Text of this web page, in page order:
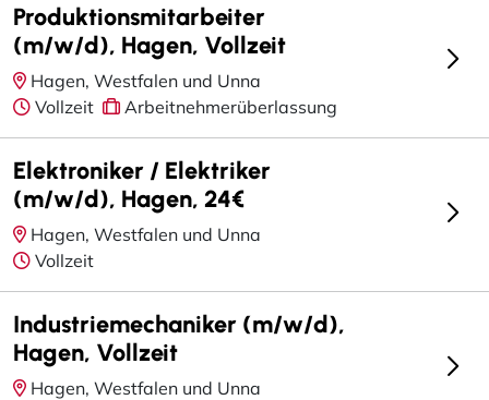
Produktionsmitarbeiter
(m/w/d), Hagen, Vollzeit
Hagen, Westfalen und Unna
Vollzeit
Arbeitnehmerüberlassung
Elektroniker / Elektriker
(m/w/d), Hagen, 24€
Hagen, Westfalen und Unna
Vollzeit
Industriemechaniker (m/w/d),
Hagen, Vollzeit
Hagen, Westfalen und Unna